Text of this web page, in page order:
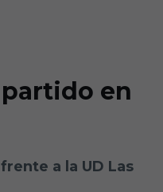
en
a la UD Las